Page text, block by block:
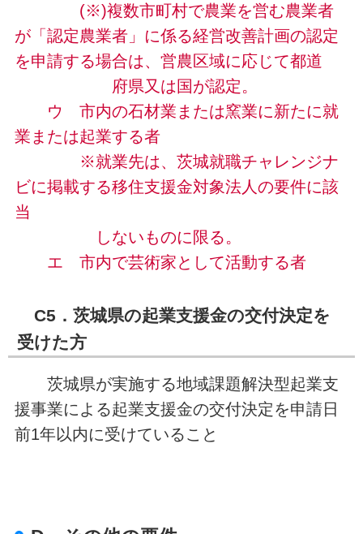
(※)複数市町村で農業を営む農業者
が「認定農業者」に係る経営改善計画の認定
を申請する場合は、営農区域に応じて都道
府県又は国が認定。
ウ 市内の石材業または窯業に新たに就
業または起業する者
※就業先は、茨城就職チャレンジナ
ビに掲載する移住支援金対象法人の要件に該
当
しないものに限る。
エ 市内で芸術家として活動する者
C5．茨城県の起業支援金の交付決定を
受けた方
茨城県が実施する地域課題解決型起業支
援事業による起業支援金の交付決定を申請日
前1年以内に受けていること